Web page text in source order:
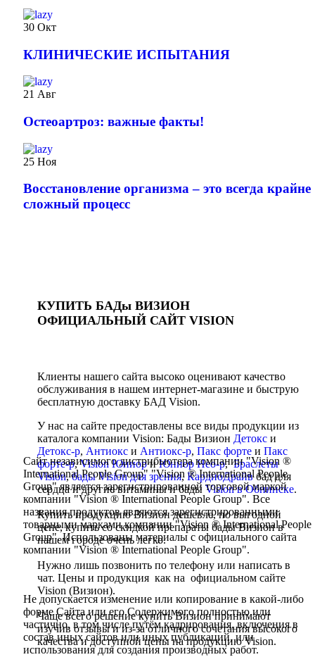
30 Окт
КЛИНИЧЕСКИЕ ИСПЫТАНИЯ
21 Авг
️Остеоартроз: важные факты!
25 Ноя
Восстановление организма – это всегда крайне
сложный процесс
КУПИТЬ БАДы ВИЗИОН
ОФИЦИАЛЬНЫЙ САЙТ VISION
Клиенты нашего сайта высоко оценивают качество
обслуживания в нашем интернет-магазине и быструю
бесплатную доставку БАД Vision.
У нас на сайте предоставлены все виды продукции из
каталога компании Vision: Бады Визион Детокс и
Детокс-р, Антиокс и Антиокс-р, Пакс форте и Пакс
форте-р,Vision ЮниориЮниор Нео-р, Браслеты
Vision,бады Vision для зрения,КардиоДрайвбад для
сердца и другие витамины и бады Vision в Обнинске.
Купить продукцию Визион дешевле, по выгодной
цене, купить со скидкой препараты бады Визион в
нашем городе очень легко.
Нужно лишь позвонить по телефону или написать в
чат. Цены и продукция как на официальном сайте
Vision (Визион).
Чаще всего решение купить Визион принимают
изучив отзывы и из-за отличного сочетания высокого
качества и доступной цены на продукцию Vision.
Сайт независимого дистрибьютера компании "Vision ®
International People Group" "Vision ® International People
Group" является зарегистрированной торговой маркой
компании "Vision ® International People Group". Все
названия продуктов являются зарегистрированными
товарными марками компании "Vision ® International People
Group". Использованы материалы с официального сайта
компании "Vision ® International People Group".
Не допускается изменение или копирование в какой-либо
форме Сайта или его Содержимого полностью или
частично, в том числе путём кадрирования, включения в
состав иных сайтов или иных публикаций, или
использования для создания производных работ.